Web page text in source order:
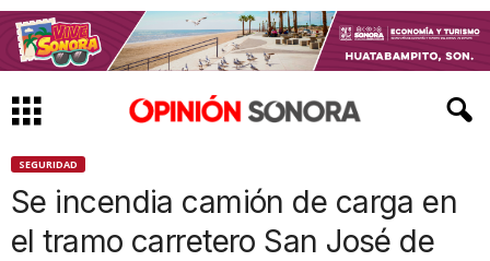
SEGURIDAD
Se incendia camión de carga en
el tramo carretero San José de